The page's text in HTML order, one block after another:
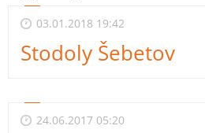
03.01.2018 19:42
Stodoly Šebetov
24.06.2017 05:20